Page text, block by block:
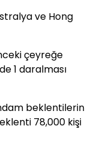
ve Hong
çeyreğe
1 daralması
beklentilerin
78,000 kişi